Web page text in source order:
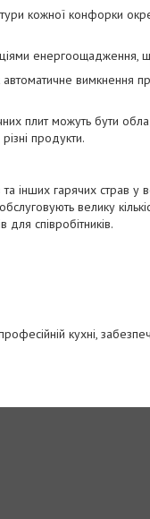
кожної конфорки
енергоощадження,
вимкнення
плит можуть бути
продукти.
інших гарячих страв у
велику
співробітників.
кухні,